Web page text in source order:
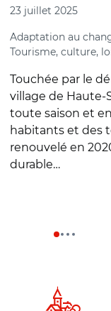
23 juillet 2025
Adaptation au
Tourisme, culture,
Touchée par le
village de Haute-
toute saison et
habitants et des
renouvelé en
durable…